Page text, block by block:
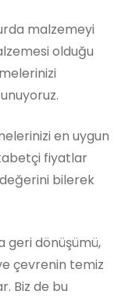
malzemeyi
olduğu
en uygun
fiyatlar
değerini bilerek
geri dönüşümü,
çevrenin temiz
Biz de bu